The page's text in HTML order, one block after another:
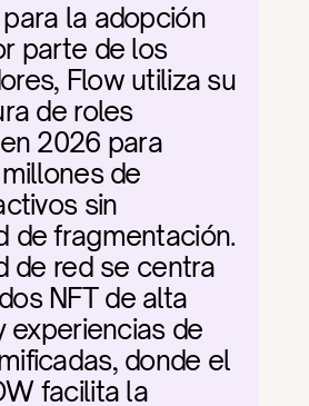
la adopción
parte de los
Flow utiliza su
de roles
2026 para
de
sin
de fragmentación.
de red se centra
NFT de alta
experiencias de
donde el
facilita la